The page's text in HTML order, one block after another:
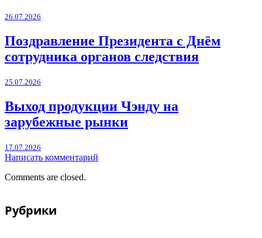
26.07.2026
Поздравление Президента с Днём
сотрудника органов следствия
25.07.2026
Выход продукции Чэнду на
зарубежные рынки
17.07.2026
Написать комментарий
Comments are closed.
Рубрики